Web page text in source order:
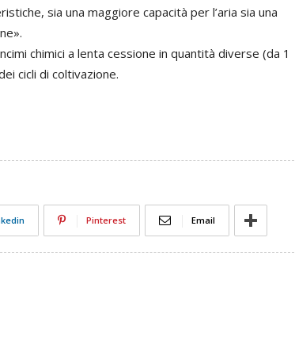
sia una maggiore capacità per l’aria sia una
chimici a lenta cessione in quantità diverse (da 1
cicli di coltivazione.
Pinterest Email